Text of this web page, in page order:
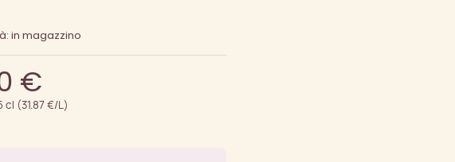
in magazzino
€
cl (31.87 €/L)